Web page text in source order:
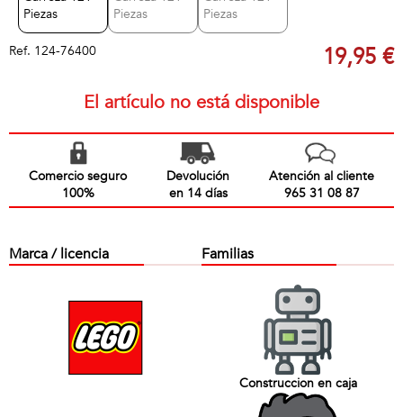
Ref. 124-76400 19,95 €
El artículo no está disponible
Comercio seguro
100%
Devolución
en 14 días
Atención al cliente
965 31 08 87
Marca / licencia Familias
Construccion en caja